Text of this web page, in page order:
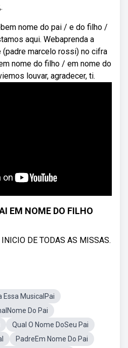
nome do pai / e do filho /
aqui. Webaprenda a
marcelo rossi) no cifra
nome do filho / em nome do
louvar, agradecer, ti.
EM NOME DO FILHO
DE TODAS AS MISSAS.
Essa MusicalPai
Do Pai
Qual O Nome DoSeu Pai
PadreEm Nome Do Pai